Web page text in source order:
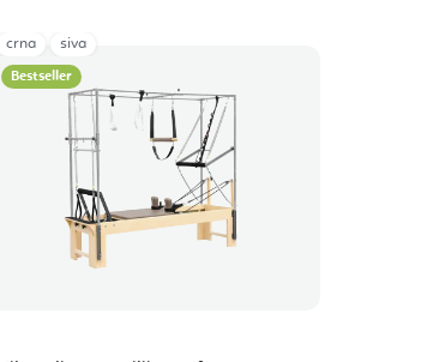
Bestseller
crna siva